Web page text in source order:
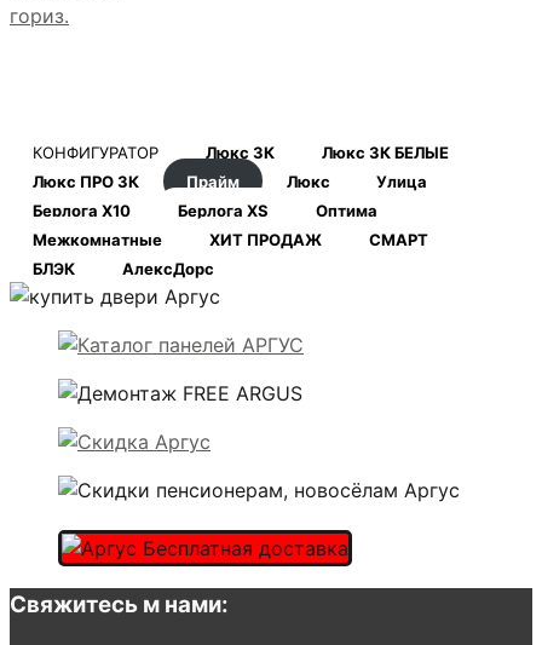
гориз.
КОНФИГУРАТОР Люкс 3К
Люкс 3К БЕЛЫЕ
Люкс ПРО 3К
Прайм Люкс
Улица
Берлога Х10
Берлога XS
Оптима
Межкомнатные
ХИТ ПРОДАЖ
СМАРТ
БЛЭК
АлексДорс
Свяжитесь м нами: